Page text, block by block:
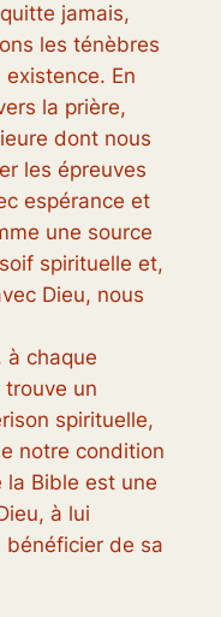
jamais,
les ténèbres
En
la prière,
dont nous
les épreuves
espérance et
une source
spirituelle et,
Dieu, nous
à chaque
un
spirituelle,
notre condition
Bible est une
à lui
de sa